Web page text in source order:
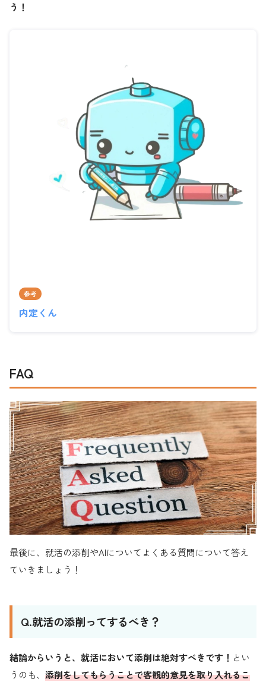
う！
参考
内定くん
FAQ
最後に、就活の添削やAIについてよくある質問について答え
ていきましょう！
Q.就活の添削ってするべき？
結論からいうと、就活において添削は絶対すべきです！ とい
うのも、 添削をしてもらうことで客観的意見を取り入れるこ